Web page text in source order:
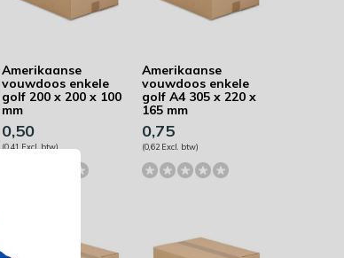
Amerikaanse
vouwdoos enkele
golf 200 x 200 x 100
mm
0,50
(0,41 Excl. btw)
Amerikaanse
vouwdoos enkele
golf A4 305 x 220 x
165 mm
0,75
(0,62 Excl. btw)